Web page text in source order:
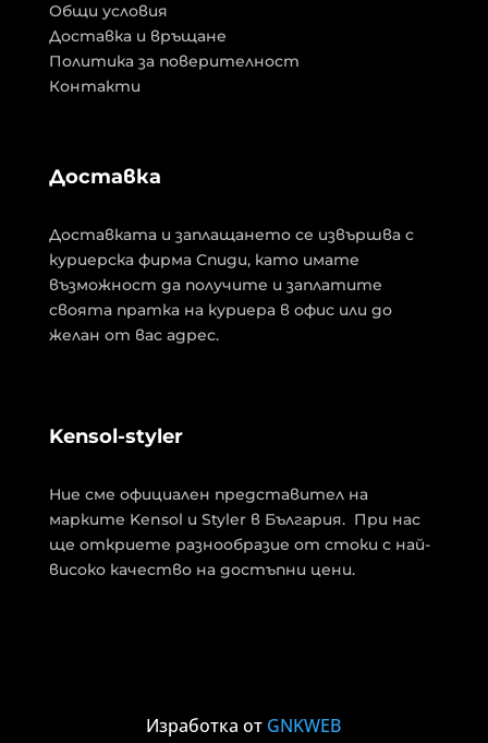
Общи условия
Доставка и връщане
Политика за поверителност
Контакти
Доставка
Доставката и заплащането се извършва с
куриерска фирма Спиди, като имате
възможност да получите и заплатите
своята пратка на куриера в офис или до
желан от вас адрес.
Kensol-styler
Ние сме официален представител на
марките Kensol и Styler в България. При нас
ще откриете разнообразие от стоки с най-
високо качество на достъпни цени.
Изработка от GNKWEB